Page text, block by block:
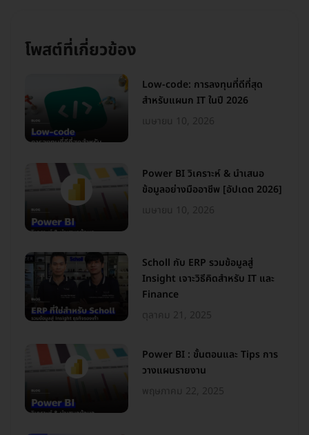
โพสต์ที่เกี่ยวข้อง
Low-code: การลงทุนที่ดีที่สุด
สำหรับแผนก IT ในปี 2026
เมษายน 10, 2026
Power BI วิเคราะห์ & นำเสนอ
ข้อมูลอย่างมืออาชีพ [อัปเดต 2026]
เมษายน 10, 2026
Scholl กับ ERP รวมข้อมูลสู่
Insight เจาะวิธีคิดสำหรับ IT และ
Finance
ตุลาคม 21, 2025
Power BI : ขั้นตอนและ Tips การ
วางแผนรายงาน
พฤษภาคม 22, 2025